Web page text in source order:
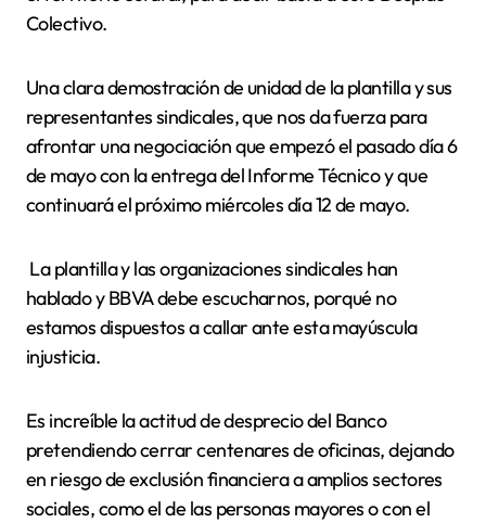
Colectivo.
Una clara demostración de unidad de la plantilla y sus
representantes sindicales, que nos da fuerza para
afrontar una negociación que empezó el pasado día 6
de mayo con la entrega del Informe Técnico y que
continuará el próximo miércoles día 12 de mayo.
La plantilla y las organizaciones sindicales han
hablado y BBVA debe escucharnos, porqué no
estamos dispuestos a callar ante esta mayúscula
injusticia.
Es increíble la actitud de desprecio del Banco
pretendiendo cerrar centenares de oficinas, dejando
en riesgo de exclusión financiera a amplios sectores
sociales, como el de las personas mayores o con el